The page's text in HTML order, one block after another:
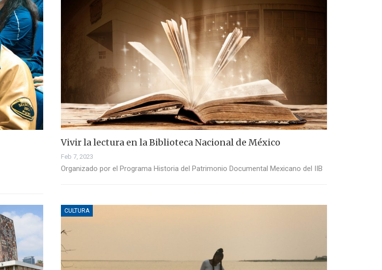
Vivir la lectura en la Biblioteca Nacional de México
Feb 7, 2023
Organizado por el Programa Historia del Patrimonio Documental Mexicano del IIB
CULTURA